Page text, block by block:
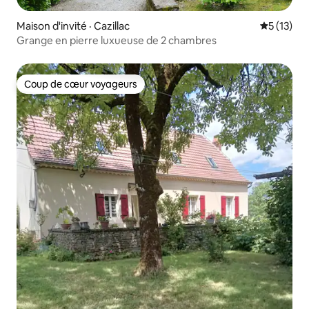
Maison d'invité · Cazillac Note
5 (13)
Grange en pierre luxueuse de 2 chambres
Coup de cœur voyageurs
Coup de cœur voyageurs